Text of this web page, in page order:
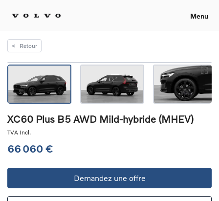
Menu
< Retour
XC60 Plus B5 AWD Mild-hybride (MHEV)
TVA Incl.
66 060 €
Demandez une offre